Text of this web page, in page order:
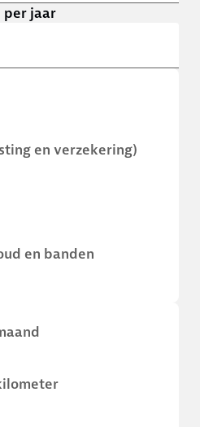
per jaar
en verzekering)
en banden